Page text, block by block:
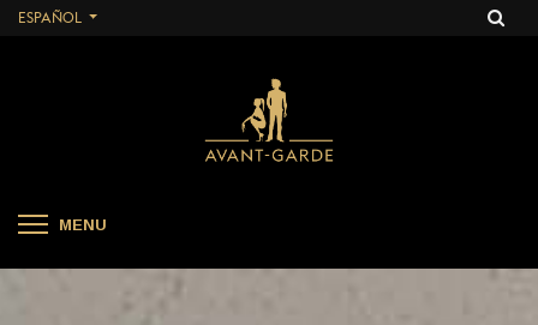
ESPAÑOL
MENU